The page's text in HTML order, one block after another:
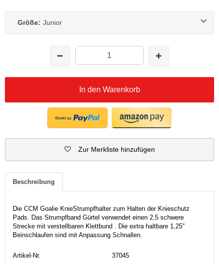
Größe: Junior
In den Warenkorb
Zur Merkliste hinzufügen
Beschreibung
Die CCM Goalie KnieStrumpfhalter zum Halten der Knieschutz
Pads. Das Strumpfband Gürtel verwendet einen 2,5 schwere
Strecke mit verstellbaren Klettbund . Die extra haltbare 1,25"
Beinschlaufen sind mit Anpassung Schnallen.
Artikel-Nr.
37045